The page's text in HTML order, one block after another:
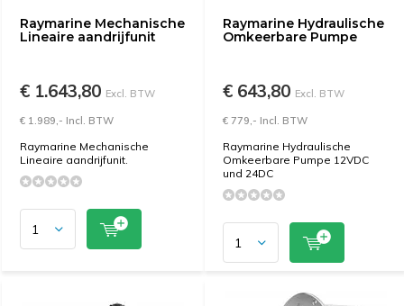
Raymarine Mechanische
Lineaire aandrijfunit
€ 1.643,80 Excl. BTW
€ 1.989,- Incl. BTW
Raymarine Mechanische
Lineaire aandrijfunit.
Raymarine Hydraulische
Omkeerbare Pumpe
€ 643,80 Excl. BTW
€ 779,- Incl. BTW
Raymarine Hydraulische
Omkeerbare Pumpe 12VDC
und 24DC